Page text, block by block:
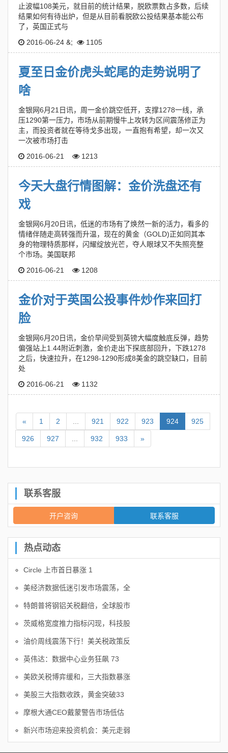
止波幅108美元，就目前的统计结果，脱欧票数占多数，后续
结果如何有待出炉，但是从目前看脱欧公投结果基本能公布
了，英国正式与
2016-06-24 &; 1105
夏至日金价虎头蛇尾的走势说明了
啥
金银网6月21日讯，周一金价跳空低开，支撑1278一线，承
压1290第一压力，市场从前期慢牛上攻转为区间震荡修正为
主，而投资者就在等待戈多出现，一直抱有希望，却一次又
一次被市场打击
2016-06-21
1213
今天大盘行情图解：金价洗盘还有
戏
金银网6月20日讯，低迷的市场有了焕然一新的活力，看多的
情绪伴随走高转强而升温，现在的黄金（GOLD)正如同其本
身的物理特质那样，闪耀绽放光芒，夺人眼球又不失照亮整
个市场。美国联邦
2016-06-21
1208
金价对于英国公投事件炒作来回打
脸
金银网6月20日讯，金价早间受到英镑大幅度触底反弹，趋势
偏强站上1.44附近刺激，金价走出下探底部回升，下跌1278
之后，快速拉升，在1298-1290形成8美金的跳空缺口，目前
处
2016-06-21
1132
« 1 2 921 922 923 924 925
926 927 932 933 »
联系客服
开户咨询 联系客服
热点动态
Circle 上市首日暴涨 1
美经济数据低迷引发市场震荡，全
特朗普将钢铝关税翻倍，全球股市
茨威格宽度推力指标闪现，科技股
油价周线震荡下行！美关税政策反
英伟达：数据中心业务狂飙 73
美欧关税博弈缓和，三大指数暴涨
美股三大指数收跌，黄金突破33
摩根大通CEO戴蒙警告市场低估
新兴市场迎来投资机会：美元走弱